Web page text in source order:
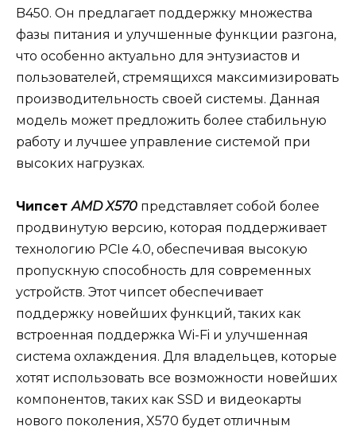
B450. Он предлагает поддержку множества
фазы питания и улучшенные функции разгона,
что особенно актуально для энтузиастов и
пользователей, стремящихся максимизировать
производительность своей системы. Данная
модель может предложить более стабильную
работу и лучшее управление системой при
высоких нагрузках.
ЧипсетAMD X570 представляет собой более
продвинутую версию, которая поддерживает
технологию PCIe 4.0, обеспечивая высокую
пропускную способность для современных
устройств. Этот чипсет обеспечивает
поддержку новейших функций, таких как
встроенная поддержка Wi-Fi и улучшенная
система охлаждения. Для владельцев, которые
хотят использовать все возможности новейших
компонентов, таких как SSD и видеокарты
нового поколения, X570 будет отличным